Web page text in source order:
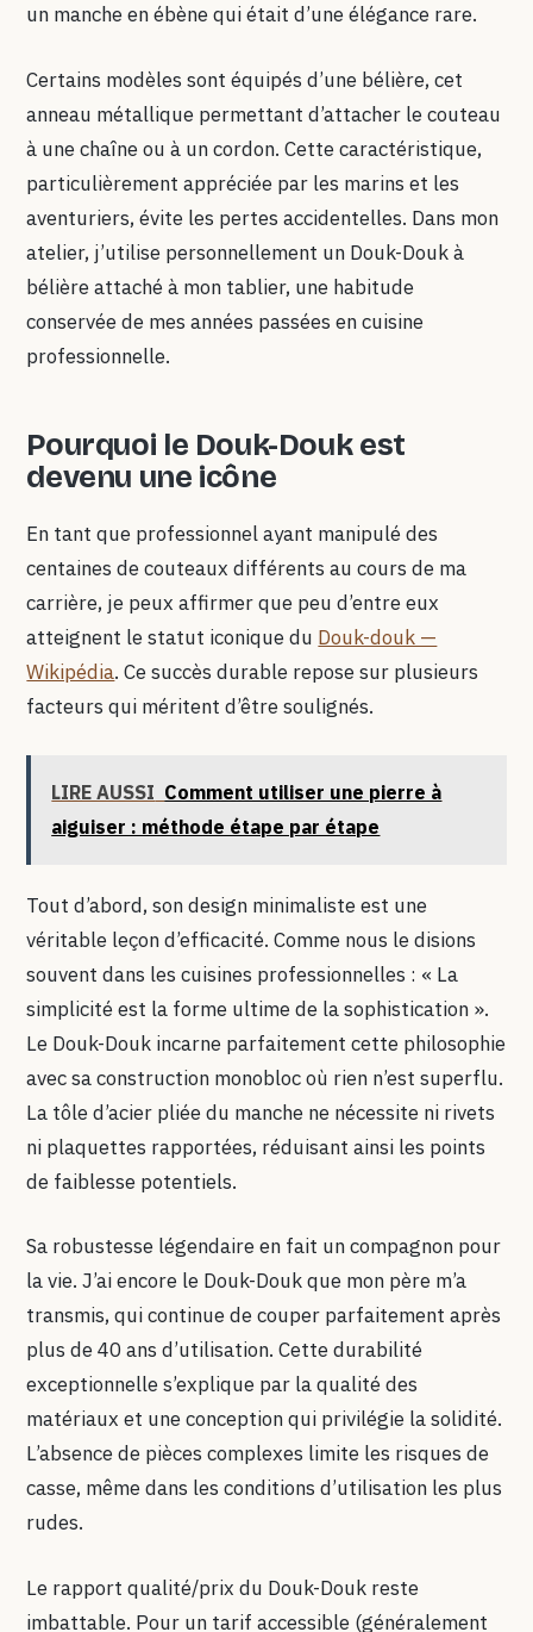
un manche en ébène qui était d’une élégance rare.
Certains modèles sont équipés d’une bélière, cet
anneau métallique permettant d’attacher le couteau
à une chaîne ou à un cordon. Cette caractéristique,
particulièrement appréciée par les marins et les
aventuriers, évite les pertes accidentelles. Dans mon
atelier, j’utilise personnellement un Douk-Douk à
bélière attaché à mon tablier, une habitude
conservée de mes années passées en cuisine
professionnelle.
Pourquoi le Douk-Douk est
devenu une icône
En tant que professionnel ayant manipulé des
centaines de couteaux différents au cours de ma
carrière, je peux affirmer que peu d’entre eux
atteignent le statut iconique du Douk-douk —
Wikipédia. Ce succès durable repose sur plusieurs
facteurs qui méritent d’être soulignés.
LIRE AUSSI Comment utiliser une pierre à
aiguiser : méthode étape par étape
Tout d’abord, son design minimaliste est une
véritable leçon d’efficacité. Comme nous le disions
souvent dans les cuisines professionnelles : « La
simplicité est la forme ultime de la sophistication ».
Le Douk-Douk incarne parfaitement cette philosophie
avec sa construction monobloc où rien n’est superflu.
La tôle d’acier pliée du manche ne nécessite ni rivets
ni plaquettes rapportées, réduisant ainsi les points
de faiblesse potentiels.
Sa robustesse légendaire en fait un compagnon pour
la vie. J’ai encore le Douk-Douk que mon père m’a
transmis, qui continue de couper parfaitement après
plus de 40 ans d’utilisation. Cette durabilité
exceptionnelle s’explique par la qualité des
matériaux et une conception qui privilégie la solidité.
L’absence de pièces complexes limite les risques de
casse, même dans les conditions d’utilisation les plus
rudes.
Le rapport qualité/prix du Douk-Douk reste
imbattable. Pour un tarif accessible (généralement